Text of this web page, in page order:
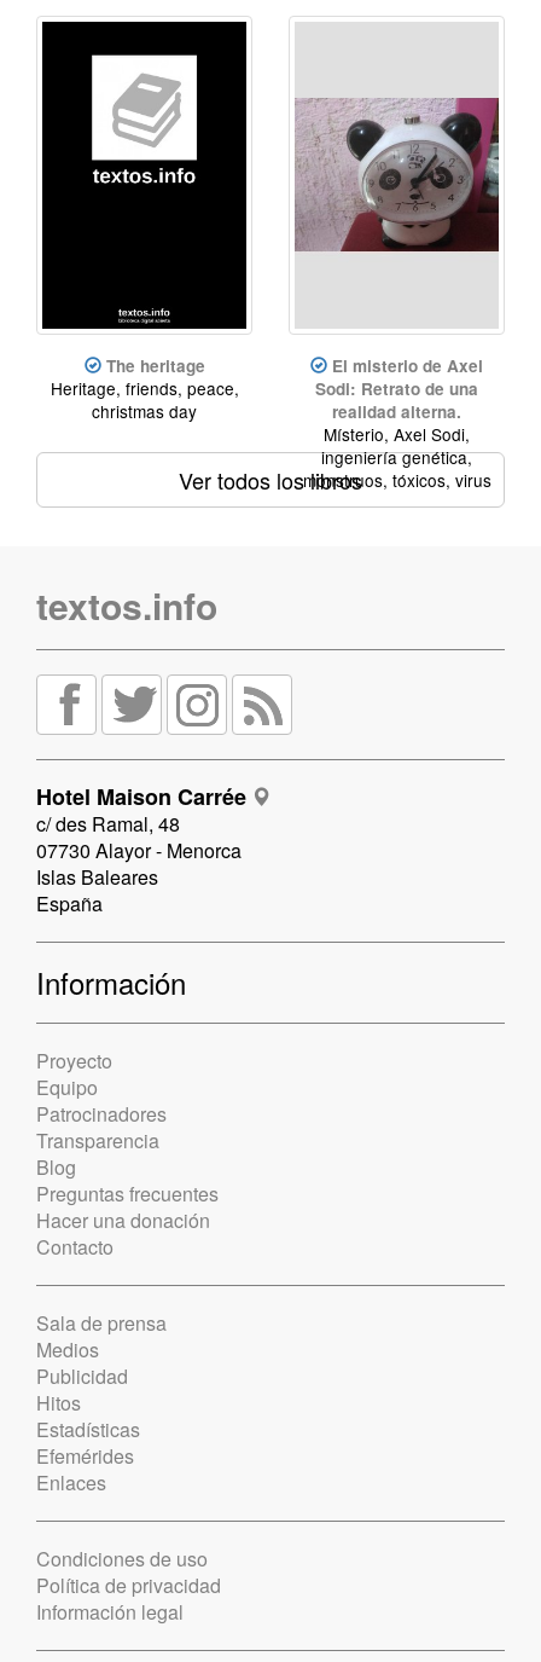
The heritage
Heritage, friends, peace,
christmas day
El misterio de Axel
Sodi: Retrato de una
realidad alterna.
Místerio, Axel Sodi,
ingeniería genética,
monstruos, tóxicos, virus
Ver todos los libros
textos.info
Hotel Maison Carrée
c/ des Ramal, 48
07730 Alayor - Menorca
Islas Baleares
España
Información
Proyecto
Equipo
Patrocinadores
Transparencia
Blog
Preguntas frecuentes
Hacer una donación
Contacto
Sala de prensa
Medios
Publicidad
Hitos
Estadísticas
Efemérides
Enlaces
Condiciones de uso
Política de privacidad
Información legal